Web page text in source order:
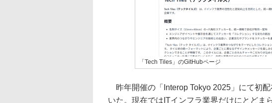
「Tech Tiles」のGitHubページ
昨年開催の「Interop Tokyo 2025」にて初
いた。現在ではITインフラ業界だけにとどま